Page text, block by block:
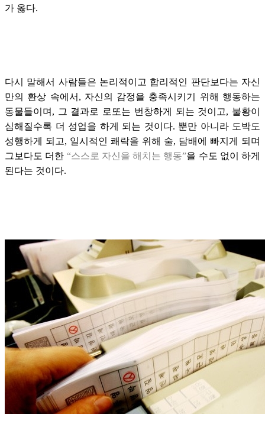
가 옳다.
다시 말해서 사람들은 논리적이고 합리적인 판단보다는 자신
만의 환상 속에서, 자신의 감정을 충족시키기 위해 행동하는
동물들이며, 그 결과로 로또는 번창하게 되는 것이고, 불황이
심해질수록 더 성업을 하게 되는 것이다. 뿐만 아니라 도박도
성행하게 되고, 일시적인 쾌락을 위해 술, 담배에 빠지게 되며
그보다도 더한 “스스로 자신을 해치는 행동”을 수도 없이 하게
된다는 것이다.